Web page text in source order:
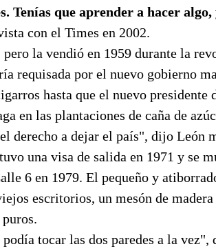
Tenías que aprender a hacer
con el Times en 2002.
la vendió en 1959 durante la
requisada por el nuevo gobierno
hasta que el nuevo presidente
en las plantaciones de caña de
derecho a dejar el país", dijo León
una visa de salida en 1971 y se
6 en 1979. El pequeño y
escritorios, un mesón de
tocar las dos paredes a la